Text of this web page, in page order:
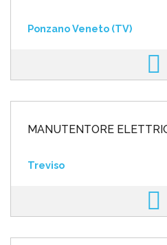
Ponzano Veneto (TV)
MANUTENTORE
Treviso